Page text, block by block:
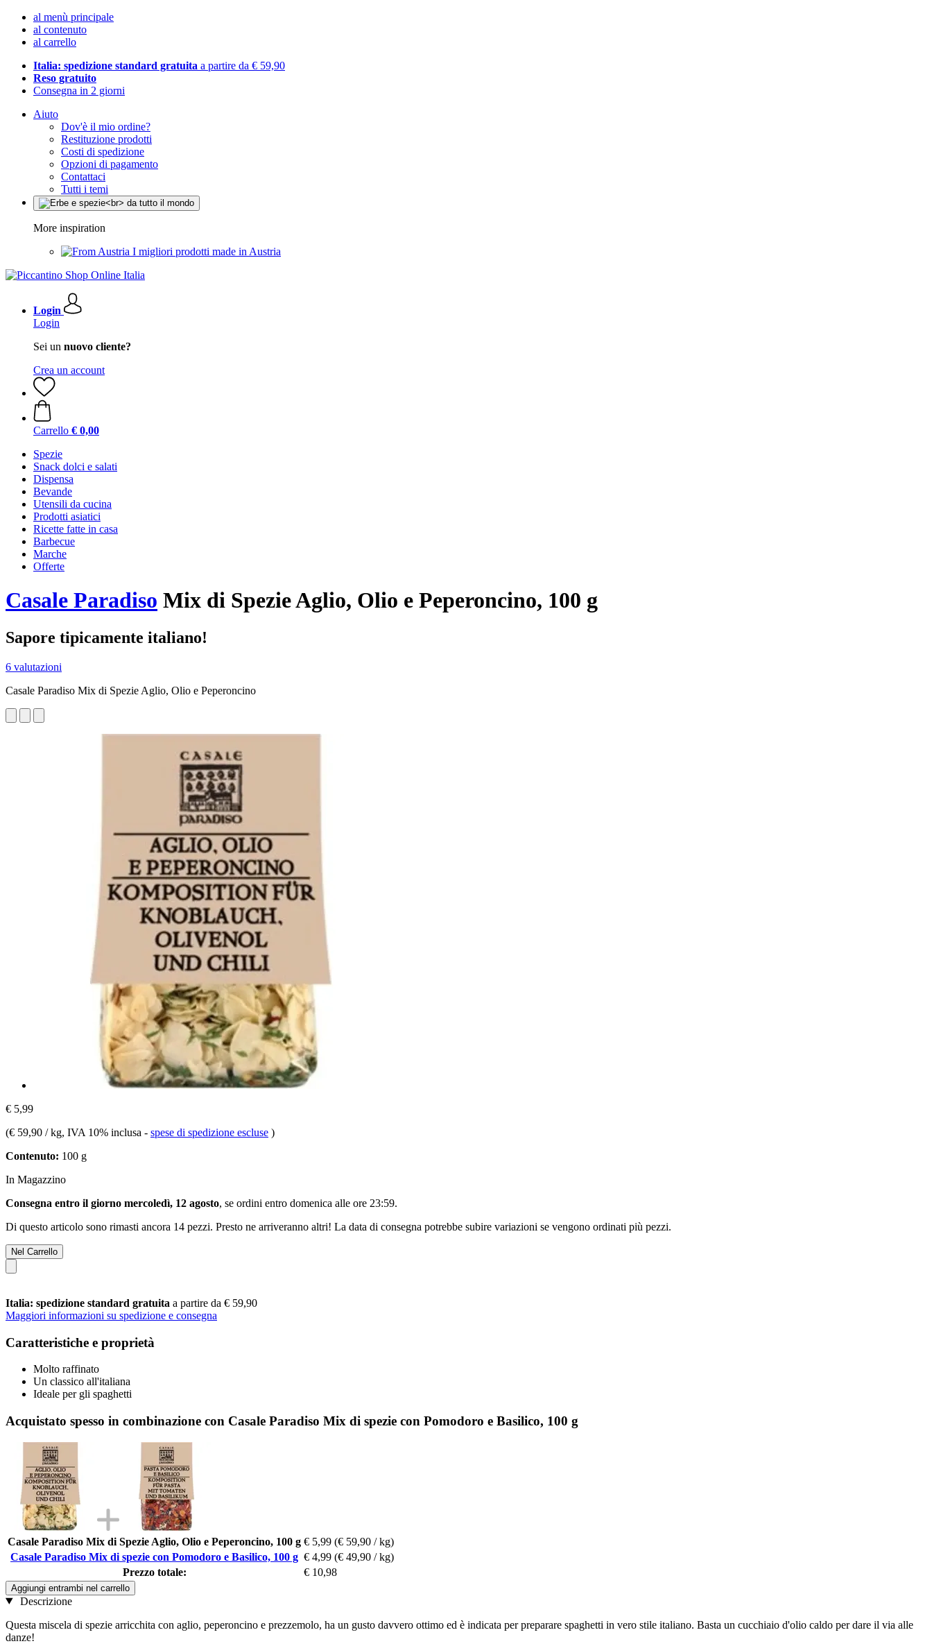
al menù principale
al contenuto
al carrello
Italia: spedizione standard gratuita a partire da € 59,90
Reso gratuito
Consegna in 2 giorni
Aiuto
Dov'è il mio ordine?
Restituzione prodotti
Costi di spedizione
Opzioni di pagamento
Contattaci
Tutti i temi
More inspiration
I migliori prodotti made in Austria
Login
Login
Sei un nuovo cliente?
Crea un account
Carrello € 0,00
Spezie
Snack dolci e salati
Dispensa
Bevande
Utensili da cucina
Prodotti asiatici
Ricette fatte in casa
Barbecue
Marche
Offerte
Casale Paradiso Mix di Spezie Aglio, Olio e Peperoncino, 100 g
Sapore tipicamente italiano!
6 valutazioni
Casale Paradiso Mix di Spezie Aglio, Olio e Peperoncino
€ 5,99
(€ 59,90 / kg, IVA 10% inclusa - spese di spedizione escluse )
Contenuto: 100 g
In Magazzino
Consegna entro il giorno mercoledì, 12 agosto, se ordini entro domenica alle ore 23:59.
Di questo articolo sono rimasti ancora 14 pezzi. Presto ne arriveranno altri! La data di consegna potrebbe subire variazioni se vengono ordinati più pezzi.
Nel Carrello
Italia: spedizione standard gratuita a partire da € 59,90
Maggiori informazioni su spedizione e consegna
Caratteristiche e proprietà
Molto raffinato
Un classico all'italiana
Ideale per gli spaghetti
Acquistato spesso in combinazione con Casale Paradiso Mix di spezie con Pomodoro e Basilico, 100 g
Casale Paradiso Mix di Spezie Aglio, Olio e Peperoncino, 100 g € 5,99 (€ 59,90 / kg)
Casale Paradiso Mix di spezie con Pomodoro e Basilico, 100 g € 4,99 (€ 49,90 / kg)
Prezzo totale:
€ 10,98
Aggiungi entrambi nel carrello
Descrizione
Questa miscela di spezie arricchita con aglio, peperoncino e prezzemolo, ha un gusto davvero ottimo ed è indicata per preparare spaghetti in vero stile italiano. Basta un cucchiaio d'olio caldo per dare il via alle
danze!